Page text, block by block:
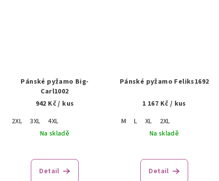
Pánské pyžamo Big-
Carl1002
942 Kč/ kus
2XL
3XL
4XL
Na skladě
Detail
Pánské pyžamo Feliks1692
1 167 Kč / kus
M
L XL
2XL
Na skladě
Detail